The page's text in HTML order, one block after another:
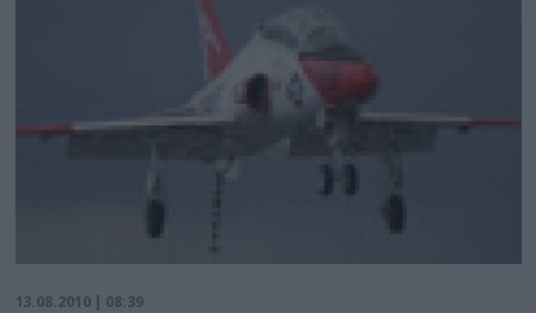
πεμπτουσία του αεροπορικού σχεδιασμού υψηλών
13.08.2010 | 08:39